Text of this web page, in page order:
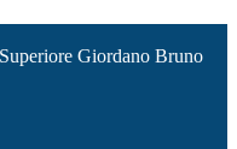
Giordano Bruno